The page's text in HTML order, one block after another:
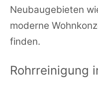
Neubaugebieten
moderne
finden.
Rohrreinigung